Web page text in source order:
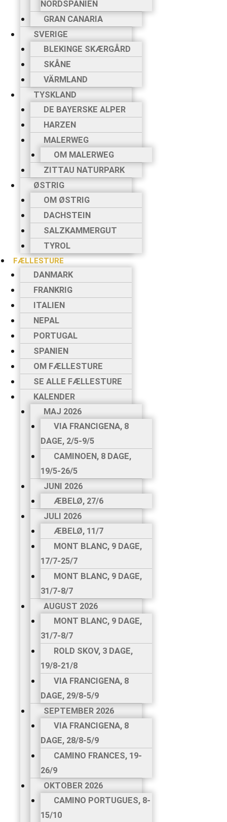
NORDSPANIEN
GRAN CANARIA
SVERIGE
BLEKINGE SKÆRGÅRD
SKÅNE
VÄRMLAND
TYSKLAND
DE BAYERSKE ALPER
HARZEN
MALERWEG
OM MALERWEG
ZITTAU NATURPARK
ØSTRIG
OM ØSTRIG
DACHSTEIN
SALZKAMMERGUT
TYROL
FÆLLESTURE
DANMARK
FRANKRIG
ITALIEN
NEPAL
PORTUGAL
SPANIEN
OM FÆLLESTURE
SE ALLE FÆLLESTURE
KALENDER
MAJ 2026
VIA FRANCIGENA, 8
DAGE, 2/5-9/5
CAMINOEN, 8 DAGE,
19/5-26/5
JUNI 2026
ÆBELØ, 27/6
JULI 2026
ÆBELØ, 11/7
MONT BLANC, 9 DAGE,
17/7-25/7
MONT BLANC, 9 DAGE,
31/7-8/7
AUGUST 2026
MONT BLANC, 9 DAGE,
31/7-8/7
ROLD SKOV, 3 DAGE,
19/8-21/8
VIA FRANCIGENA, 8
DAGE, 29/8-5/9
SEPTEMBER 2026
VIA FRANCIGENA, 8
DAGE, 28/8-5/9
CAMINO FRANCES, 19-
26/9
OKTOBER 2026
CAMINO PORTUGUES, 8-
15/10